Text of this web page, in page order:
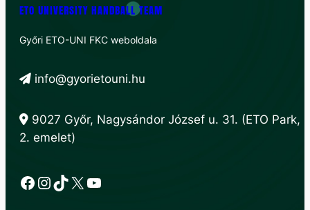
ETO UNIVERSITY HANDBALL TEAM
Győri ETO-UNI FKC weboldala
info@gyorietouni.hu
9027 Győr, Nagysándor József u. 31. (ETO Park,
2. emelet)
Facebook
Instagram
TikTok
X YouTube